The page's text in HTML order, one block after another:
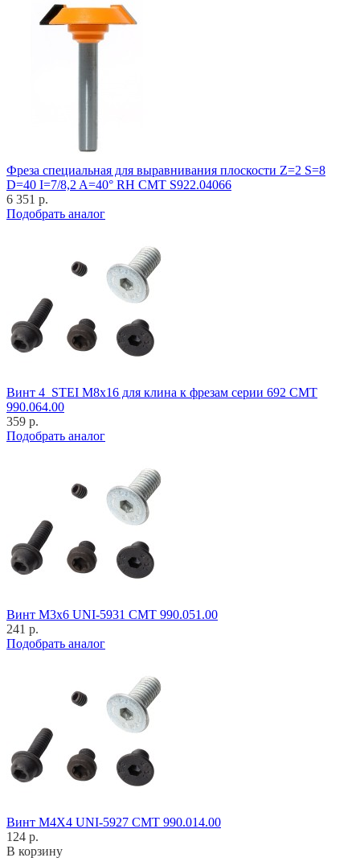
Фреза специальная для выравнивания плоскости Z=2 S=8
D=40 I=7/8,2 A=40° RH CMT S922.04066
6 351 р.
Подобрать аналог
Винт 4_STEI M8x16 для клина к фрезам серии 692 CMT
990.064.00
359 р.
Подобрать аналог
Винт M3x6 UNI-5931 CMT 990.051.00
241 р.
Подобрать аналог
Винт M4X4 UNI-5927 CMT 990.014.00
124 р.
В корзину